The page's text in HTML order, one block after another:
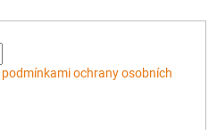
podmínkami ochrany osobních